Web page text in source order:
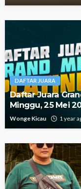
DAFTAR JUARA
Daftar Juara
Minggu, 25 Mei
Wonge Kicau 1 year